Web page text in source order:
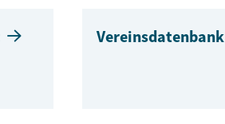
Vereinsdatenbank